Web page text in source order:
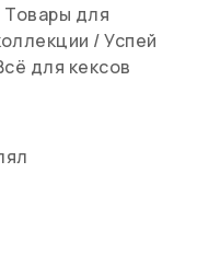
Товары для
/Успей
для кексов